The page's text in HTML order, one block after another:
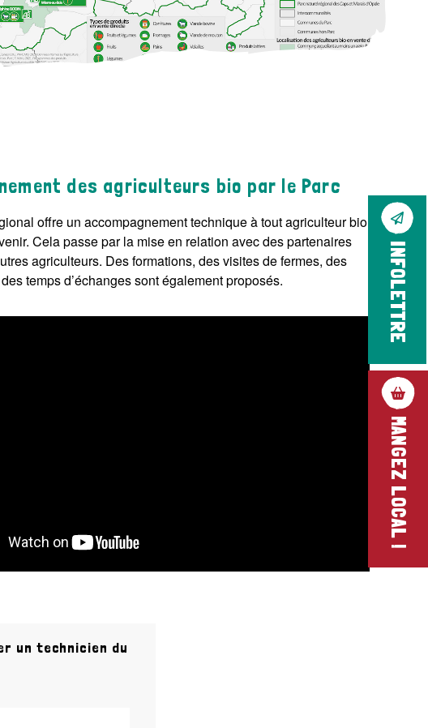
INFOLETTRE
MANGEZ LOCAL !
des agriculteurs bio par le Parc
offre un accompagnement technique à tout agriculteur bio ou
Cela passe par la mise en relation avec des partenaires
agriculteurs. Des formations, des visites de fermes, des
temps d’échanges sont également proposés.
un technicien du